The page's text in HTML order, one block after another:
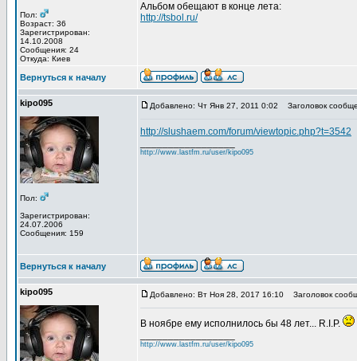
Пол:
Возраст: 36
Зарегистрирован:
14.10.2008
Сообщения: 24
Откуда: Киев
Альбом обещают в конце лета:
http://tsbol.ru/
Вернуться к началу
kipo095
Пол:
Зарегистрирован:
24.07.2006
Сообщения: 159
Добавлено: Чт Янв 27, 2011 0:02 Заголовок
http://slushaem.com/forum/viewtopic.php?t=3542
http://www.lastfm.ru/user/kipo095
Вернуться к началу
kipo095 Добавлено: Вт Ноя 28, 2017 16:10 Заголовок
В ноябре ему исполнилось бы 48 лет... R.I.P.
http://www.lastfm.ru/user/kipo095